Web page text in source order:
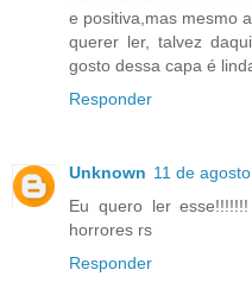
e positiva,mas mesmo
querer ler, talvez
gosto dessa capa é
Responder
Unknown 11 de
Eu quero ler
horrores rs
Responder